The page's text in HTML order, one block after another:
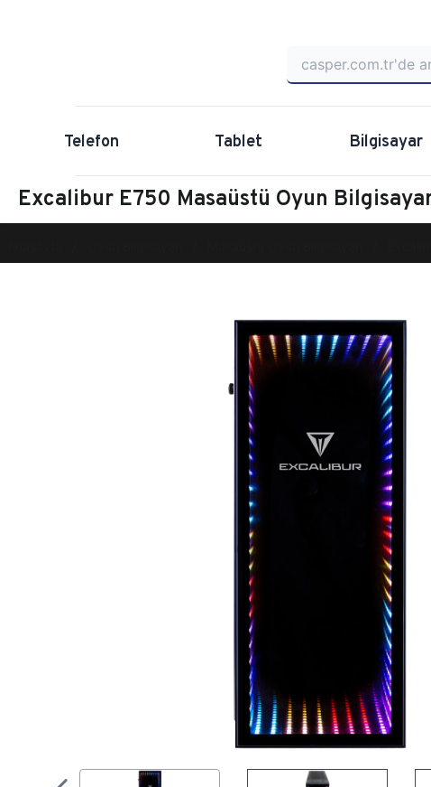
Telefon Tablet Bilgisayar
Excalibur E750 Masaüstü Oyun